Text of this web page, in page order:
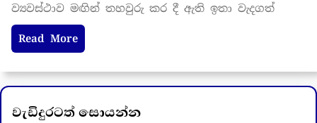
ව්‍යවස්ථාව මඟින් තහවුරු කර දී ඇති ඉතා වැදගත්
Read More
වැඩිදුරටත් සොයන්න